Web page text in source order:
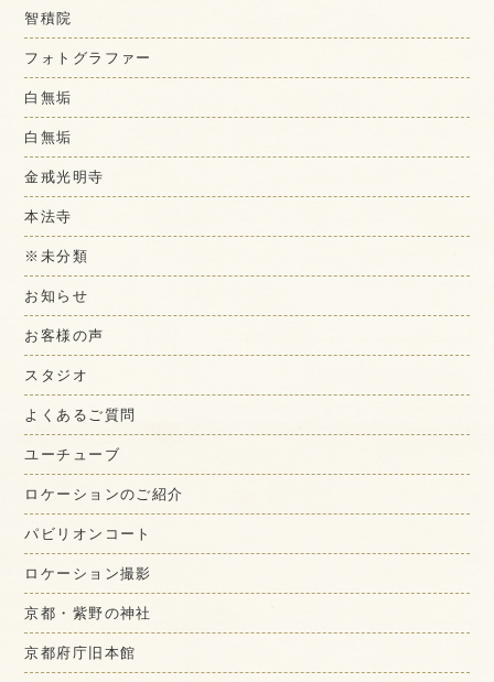
智積院
フォトグラファー
白無垢
白無垢
金戒光明寺
本法寺
※未分類
お知らせ
お客様の声
スタジオ
よくあるご質問
ユーチューブ
ロケーションのご紹介
パビリオンコート
ロケーション撮影
京都・紫野の神社
京都府庁旧本館